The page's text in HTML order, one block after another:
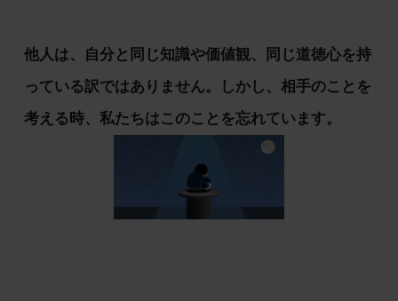
他人は、自分と同じ知識や価値観、同じ道徳心を持
っている訳ではありません。しかし、相手のことを
考える時、私たちはこのことを忘れています。